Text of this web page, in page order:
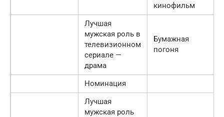
кинофильм
Лучшая
мужская роль в
телевизионном
сериале —
драма
Бумажная
погоня
Номинация
Лучшая
мужская роль